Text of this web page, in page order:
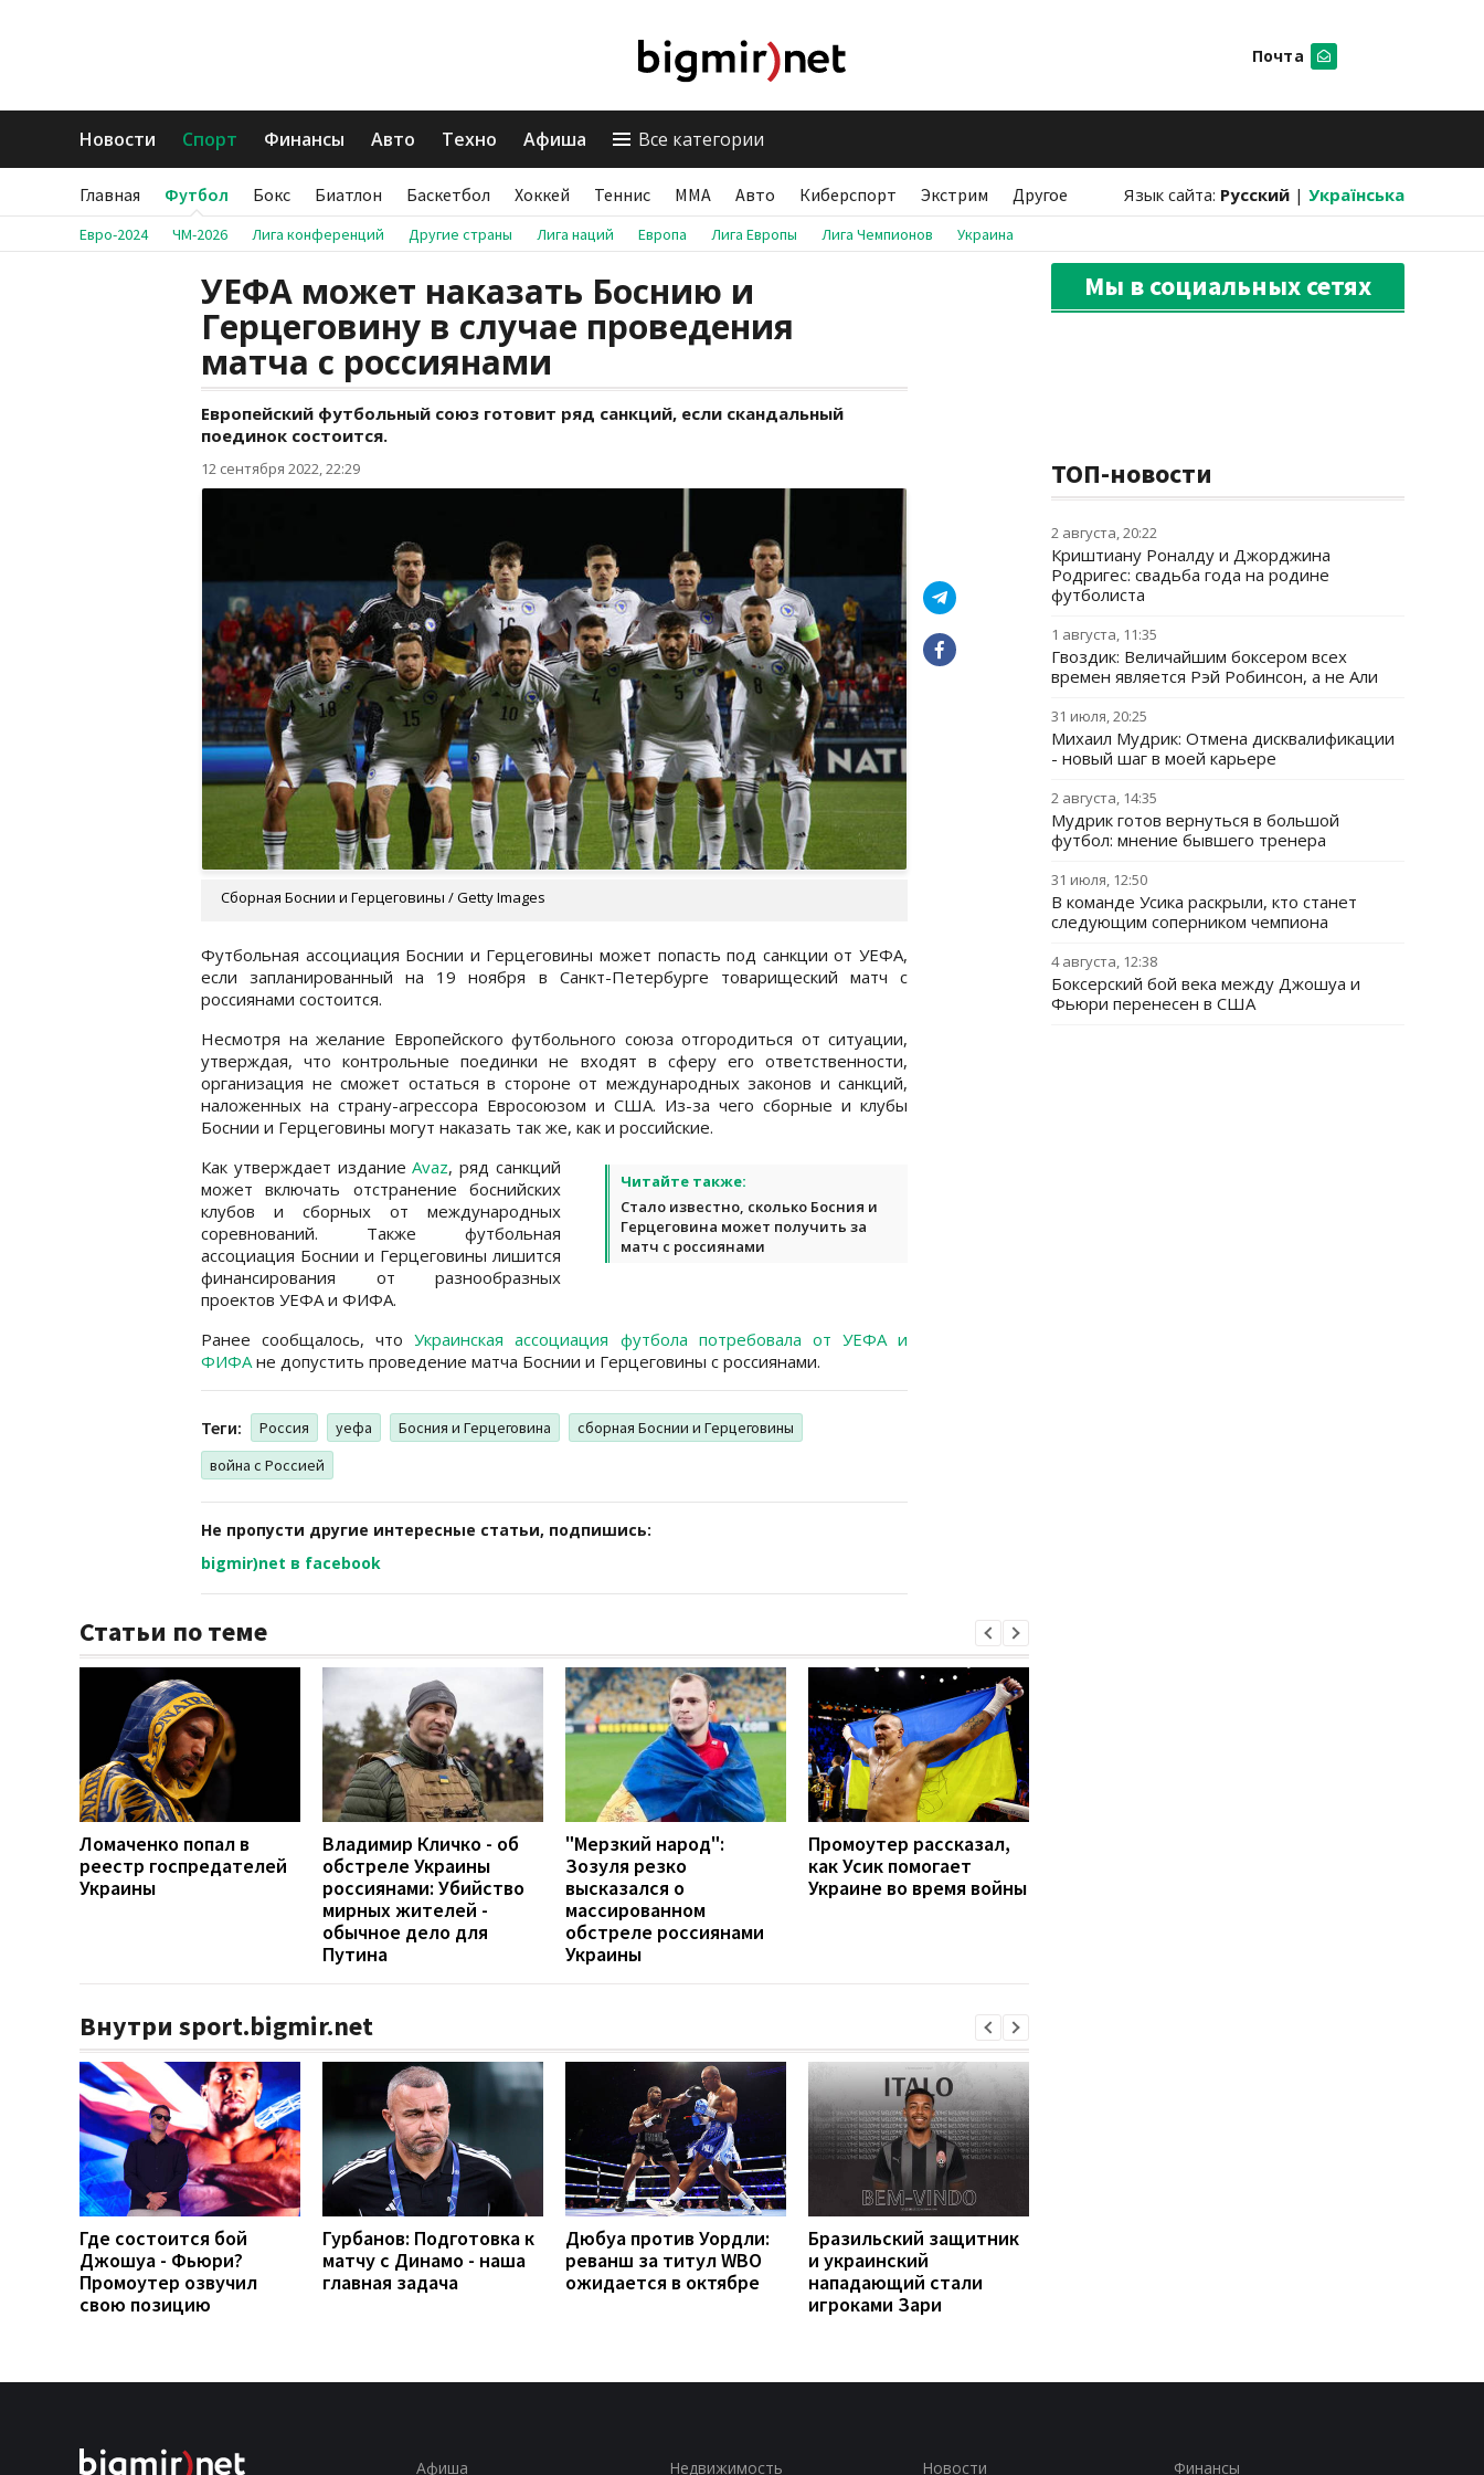
Почта
Новости Спорт Финансы Авто Техно Афиша Все категории
Главная Футбол Бокс Биатлон Баскетбол Хоккей Теннис ММА Авто Киберспорт Экстрим Другое Язык сайта: Русский | Українська
Евро-2024 ЧМ-2026 Лига конференций Другие страны Лига наций Европа Лига Европы Лига Чемпионов Украина
УЕФА может наказать Боснию и
Герцеговину в случае проведения
матча с россиянами
Европейский футбольный союз готовит ряд санкций, если скандальный
поединок состоится.
12 сентября 2022, 22:29
Сборная Боснии и Герцеговины / Getty Images
Футбольная ассоциация Боснии и Герцеговины может попасть под санкции от УЕФА,
если запланированный на 19 ноября в Санкт-Петербурге товарищеский матч с
россиянами состоится.
Несмотря на желание Европейского футбольного союза отгородиться от ситуации,
утверждая, что контрольные поединки не входят в сферу его ответственности,
организация не сможет остаться в стороне от международных законов и санкций,
наложенных на страну-агрессора Евросоюзом и США. Из-за чего сборные и клубы
Боснии и Герцеговины могут наказать так же, как и российские.
Читайте также:
Стало известно, сколько Босния и
Герцеговина может получить за
матч с россиянами
Как утверждает изданиеAvaz, ряд санкций
может включать отстранение боснийских
клубов и сборных от международных
соревнований. Также футбольная
ассоциация Боснии и Герцеговины лишится
финансирования от разнообразных
проектов УЕФА и ФИФА.
Ранее сообщалось, чтоУкраинская ассоциация футбола потребовала от УЕФА и
ФИФА не допустить проведение матча Боснии и Герцеговины с россиянами.
Теги: Россия уефа Босния и Герцеговина
сборная Боснии и Герцеговины
война с Россией
Не пропусти другие интересные статьи, подпишись:
bigmir)net в facebook
Статьи по теме
Ломаченко попал в
реестр госпредателей
Украины
Владимир Кличко - об
обстреле Украины
россиянами: Убийство
мирных жителей -
обычное дело для
Путина
"Мерзкий народ":
Зозуля резко
высказался о
массированном
обстреле россиянами
Украины
Промоутер рассказал,
как Усик помогает
Украине во время войны
Внутри sport.bigmir.net
Где состоится бой
Джошуа - Фьюри?
Промоутер озвучил
свою позицию
Гурбанов: Подготовка к
матчу с Динамо - наша
главная задача
Дюбуа против Уордли:
реванш за титул WBO
ожидается в октябре
Бразильский защитник
и украинский
нападающий стали
игроками Зари
Мы в социальных сетях
ТОП-новости
2 августа, 20:22
Криштиану Роналду и Джорджина
Родригес: свадьба года на родине
футболиста
1 августа, 11:35
Гвоздик: Величайшим боксером всех
времен является Рэй Робинсон, а не Али
31 июля, 20:25
Михаил Мудрик: Отмена дисквалификации
- новый шаг в моей карьере
2 августа, 14:35
Мудрик готов вернуться в большой
футбол: мнение бывшего тренера
31 июля, 12:50
В команде Усика раскрыли, кто станет
следующим соперником чемпиона
4 августа, 12:38
Боксерский бой века между Джошуа и
Фьюри перенесен в США
Афиша Недвижимость Новости Финансы